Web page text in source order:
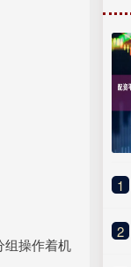
操作着机
1
2